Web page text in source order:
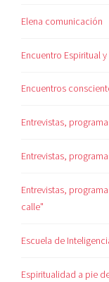
Elena comunicación
Encuentro Espiritual
Encuentros
Entrevistas,
Entrevistas,
Entrevistas,
calle"
Escuela de
Espiritualidad a pie